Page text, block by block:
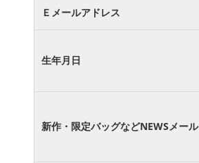
Ｅメールアドレス
生年月日
新作・限定バッグなどNEWSメール